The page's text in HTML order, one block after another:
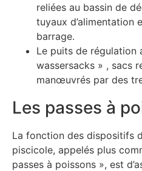
reliées au bassin de
tuyaux d’alimentation
barrage.
Le puits de régulation
wassersacks » , sacs
manœuvrés par des
Les passes à
La fonction des dispositifs
piscicole, appelés plus
passes à poissons », est